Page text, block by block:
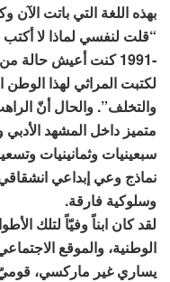
بهذه اللغة التي باتت الآن
-1991 كنت أعيش
لكتبت المراثي لهذا
والتخلف”. والحال أنّ
متميز داخل المشهد
سبعينيات وثمانينيات
نماذج وعي إبداعي
وسلوكية فارقة.
لقد كان ابناً وفيّاً لتلك
الوطنية، والموقع
يساري غير ماركسي،